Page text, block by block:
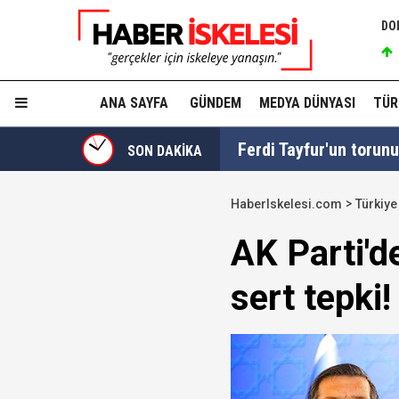
ANA SAYFA GÜNDEM MEDYA DÜNYASI
SON DAKİKA Ferdi Tayfur'un
Turhan Çömez'e
HaberIskelesi.com Türkiye
AK
sert tepki!